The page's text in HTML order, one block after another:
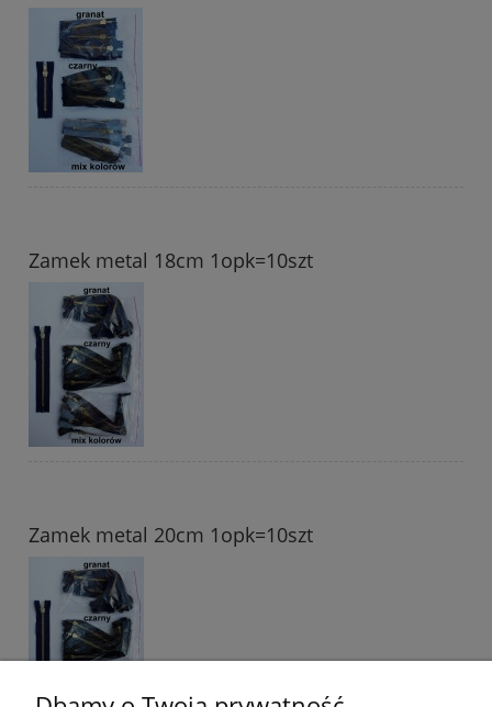
Zamek metal 18cm 1opk=10szt
Zamek metal 20cm 1opk=10szt